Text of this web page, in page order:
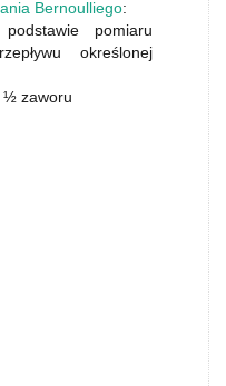
Bernoulliego:
pomiaru
określonej
½ zaworu